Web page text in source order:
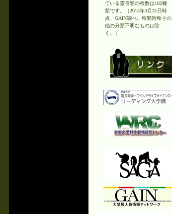
ている霊長類の種数は102種
類です。（2015年3月31日時
点、GAIN調べ。種間雑種その
他の分類不明なものは除
く。）